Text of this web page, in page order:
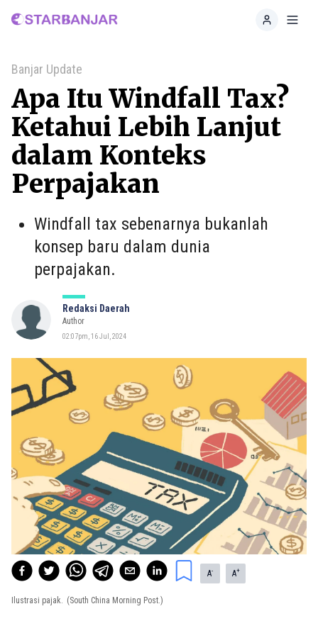
Home
Banjar Update
Apa Itu Windfall Tax?
Ketahui Lebih Lanjut
dalam Konteks
Perpajakan
Windfall tax sebenarnya bukanlah
konsep baru dalam dunia
perpajakan.
Redaksi Daerah
Author
02:07pm, 16 Jul, 2024
A- A+
Ilustrasi pajak. (South China Morning Post.)